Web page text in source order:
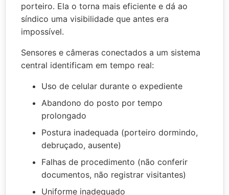
porteiro. Ela o torna mais eficiente e dá ao
síndico uma visibilidade que antes era
impossível.
Sensores e câmeras conectados a um sistema
central identificam em tempo real:
Uso de celular durante o expediente
Abandono do posto por tempo
prolongado
Postura inadequada (porteiro dormindo,
debruçado, ausente)
Falhas de procedimento (não conferir
documentos, não registrar visitantes)
Uniforme inadequado